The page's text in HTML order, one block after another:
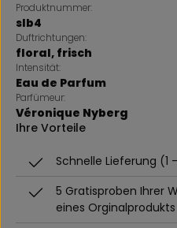
Produktnummer:
slb4
Duftrichtungen:
floral, frisch
Intensität:
Eau de Parfum
Parfümeur:
Véronique Nyberg
Ihre Vorteile
Schnelle Lieferung (1
5 Gratisproben Ihrer
eines Orginalprodukts